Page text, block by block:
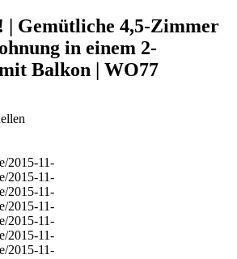
| Gemütliche 4,5-Zimmer
in einem 2-
Balkon | WO77